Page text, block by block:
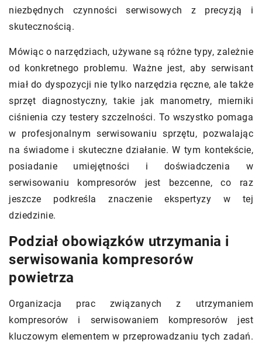
niezbędnych czynności serwisowych z precyzją i
skutecznością.
Mówiąc o narzędziach, używane są różne typy, zależnie
od konkretnego problemu. Ważne jest, aby serwisant
miał do dyspozycji nie tylko narzędzia ręczne, ale także
sprzęt diagnostyczny, takie jak manometry, mierniki
ciśnienia czy testery szczelności. To wszystko pomaga
w profesjonalnym serwisowaniu sprzętu, pozwalając
na świadome i skuteczne działanie. W tym kontekście,
posiadanie umiejętności i doświadczenia w
serwisowaniu kompresorów jest bezcenne, co raz
jeszcze podkreśla znaczenie ekspertyzy w tej
dziedzinie.
Podział obowiązków utrzymania i
serwisowania kompresorów
powietrza
Organizacja prac związanych z utrzymaniem
kompresorów i serwisowaniem kompresorów jest
kluczowym elementem w przeprowadzaniu tych zadań.